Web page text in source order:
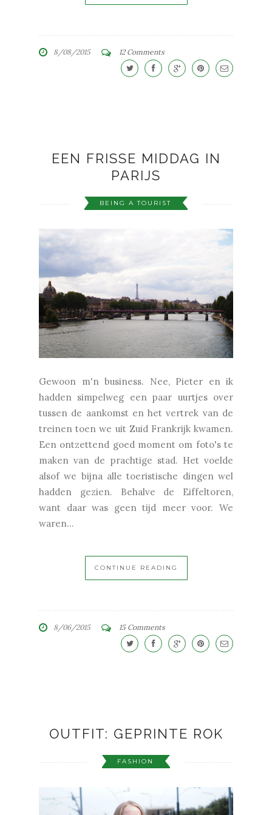
8/08/2015 12 Comments
EEN FRISSE MIDDAG IN
PARIJS
BEING A TOURIST
Gewoon m'n business. Nee, Pieter en ik
hadden simpelweg een paar uurtjes over
tussen de aankomst en het vertrek van de
treinen toen we uit Zuid Frankrijk kwamen.
Een ontzettend goed moment om foto's te
maken van de prachtige stad. Het voelde
alsof we bijna alle toeristische dingen wel
hadden gezien. Behalve de Eiffeltoren,
want daar was geen tijd meer voor. We
waren...
CONTINUE READING
8/06/2015 15 Comments
OUTFIT: GEPRINTE ROK
FASHION